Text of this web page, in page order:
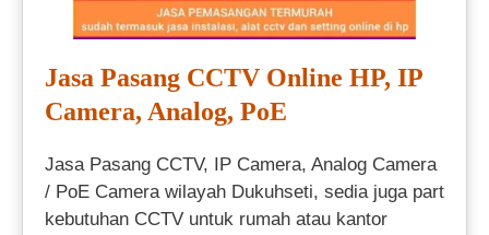
Jasa Pasang CCTV Online HP, IP
Camera, Analog, PoE
Jasa Pasang CCTV, IP Camera, Analog Camera
/ PoE Camera wilayah Dukuhseti, sedia juga part
kebutuhan CCTV untuk rumah atau kantor